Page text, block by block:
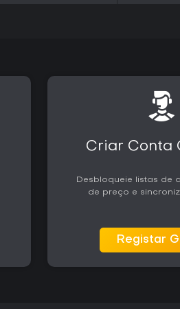
Caminhos ocultos e rotas bônus
A estrutura equilibra corridas curtas e
que destacam as
uma experiência completa de ação
e variedade. Quem gosta
de Trials, mas com dificuldade mais
consistente ao longo de dezenas de
o loop viciante e o tom bem-
das mecânicas centrais após
gráficas e suporte ao Workshop, que
Criar Conta
Desbloqueie listas de
de preço e
Registar